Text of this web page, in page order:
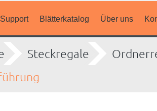
Support Blätterkatalog Über uns
Steckregale